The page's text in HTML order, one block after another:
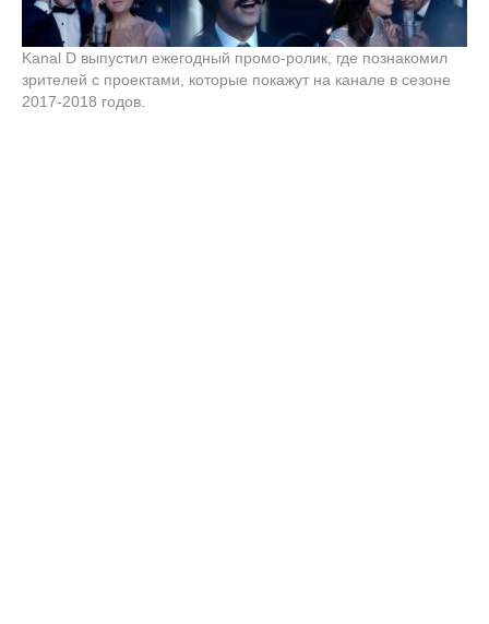
Kanal D выпустил ежегодный промо-ролик, где познакомил
зрителей с проектами, которые покажут на канале в сезоне
2017-2018 годов.